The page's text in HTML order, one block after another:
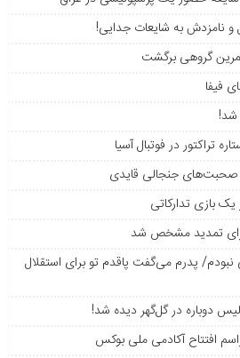
نامزدش به شایعات جدایی!
گروهی برگشت
فیفا
شد!
تراکتور در فوتبال آسیا
صحبت‌های جنجالی قایدی
بازی تدارکاتی
پدرم می‌گفت پاقدم تو برای استقلال
دوباره در گل‌گهر دیده شد!
افتتاح آکادمی ملی بوکس